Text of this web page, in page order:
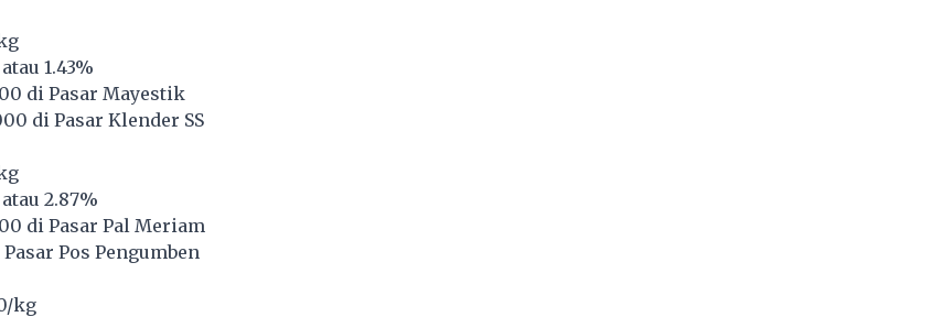
1.43%
di Pasar Mayestik
di Pasar Klender SS
2.87%
di Pasar Pal Meriam
Pos Pengumben
kg